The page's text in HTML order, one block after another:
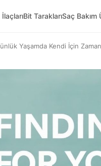
İlaçlarıBit TaraklarıSaç Bakım
Yaşamda Kendi İçin